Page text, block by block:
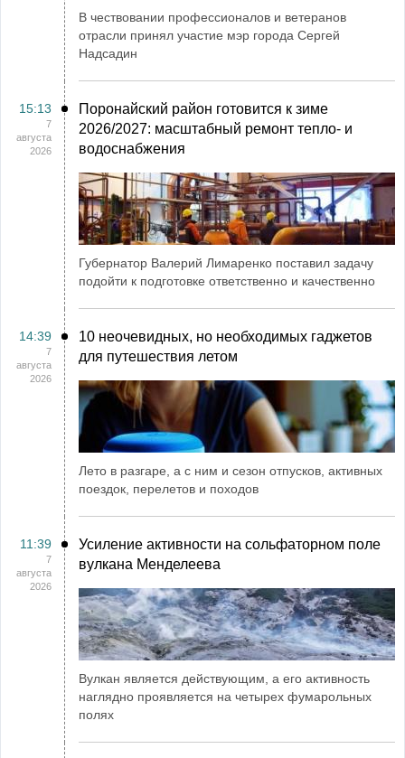
В чествовании профессионалов и ветеранов
отрасли принял участие мэр города Сергей
Надсадин
15:13
7
августа
2026
Поронайский район готовится к зиме
2026/2027: масштабный ремонт тепло- и
водоснабжения
Губернатор Валерий Лимаренко поставил задачу
подойти к подготовке ответственно и качественно
14:39
7
августа
2026
10 неочевидных, но необходимых гаджетов
для путешествия летом
Лето в разгаре, а с ним и сезон отпусков, активных
поездок, перелетов и походов
11:39
7
августа
2026
Усиление активности на сольфаторном поле
вулкана Менделеева
Вулкан является действующим, а его активность
наглядно проявляется на четырех фумарольных
полях